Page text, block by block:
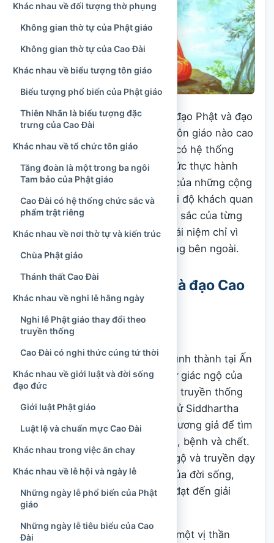
Việc tìm hiểu sự khác nhau giữa đạo Phật và đạo
Cao Đài không nhằm phân định tôn giáo nào cao
hơn hay đúng hơn. Mỗi tôn giáo có hệ thống
biểu tượng, giáo lý và phương thức thực hành
riêng, đáp ứng nhu cầu tâm linh của những cộng
đồng khác nhau. So sánh với thái độ khách quan
sẽ giúp người đọc hiểu đúng bản sắc của từng
tôn giáo, tránh đồng nhất các khái niệm chỉ vì
chúng có một số điểm tương đồng bên ngoài.
Khái quát về đạo Phật và đạo Cao
Đài
Đạo Phật là gì?
Đạo Phật, còn gọi là Phật giáo, hình thành tại Ấn
Độ cổ đại, gắn với cuộc đời và sự giác ngộ của
Đức Phật Thích Ca Mâu Ni. Theo truyền thống
Phật giáo, Đức Phật vốn là Thái tử Siddhartha
Gautama, người đã rời đời sống vương giả để tìm
con đường vượt qua khổ đau, già, bệnh và chết.
Sau quá trình tu tập, Ngài giác ngộ và truyền dạy
con đường nhận thức bản chất của đời sống,
chuyển hóa tham ái, vô minh và đạt đến giải
thoát.
Đức Phật không tự nhận mình là một vị thần
Khác nhau về đối tượng thờ phụng
Không gian thờ tự của Phật giáo
Không gian thờ tự của Cao Đài
Khác nhau về biểu tượng tôn giáo
Biểu tượng phổ biến của Phật giáo
Thiên Nhãn là biểu tượng đặc
trưng của Cao Đài
Khác nhau về tổ chức tôn giáo
Tăng đoàn là một trong ba ngôi
Tam bảo của Phật giáo
Cao Đài có hệ thống chức sắc và
phẩm trật riêng
Khác nhau về nơi thờ tự và kiến trúc
Chùa Phật giáo
Thánh thất Cao Đài
Khác nhau về nghi lễ hằng ngày
Nghi lễ Phật giáo thay đổi theo
truyền thống
Cao Đài có nghi thức cúng tứ thời
Khác nhau về giới luật và đời sống
đạo đức
Giới luật Phật giáo
Luật lệ và chuẩn mực Cao Đài
Khác nhau trong việc ăn chay
Khác nhau về lễ hội và ngày lễ
Những ngày lễ phổ biến của Phật
giáo
Những ngày lễ tiêu biểu của Cao
Đài